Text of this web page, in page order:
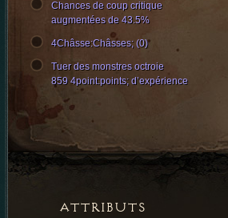
Chances de coup critique
augmentées de 43.5%
4Châsse:Châsses; (0)
Tuer des monstres octroie
859 4point:points; d’expérience
ATTRIBUTS